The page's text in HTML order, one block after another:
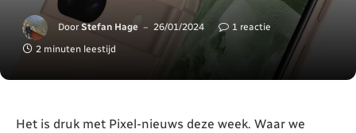
Door Stefan Hage 26/01/2024
1 reactie
2 minuten leestijd
Het is druk met Pixel-nieuws deze week. Waar we